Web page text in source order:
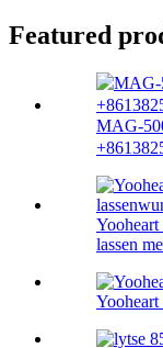
Featured
MAG-
lassen